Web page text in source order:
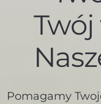
Pomagamy